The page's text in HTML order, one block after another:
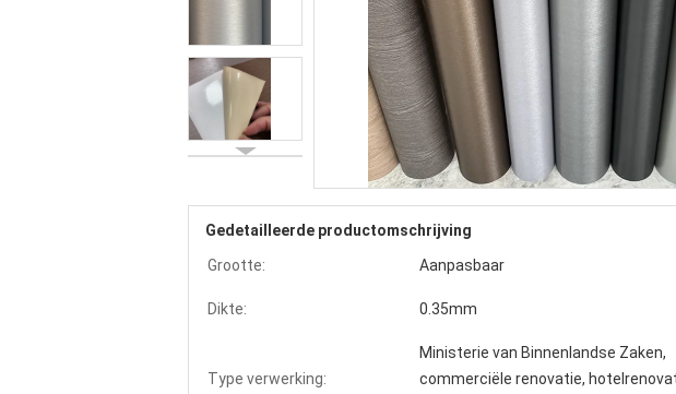
Gedetailleerde productomschrijving
Grootte:
Aanpasbaar
Dikte: 0.35mm
Type verwerking:
Ministerie van Binnenlandse Zaken,
commerciële renovatie,